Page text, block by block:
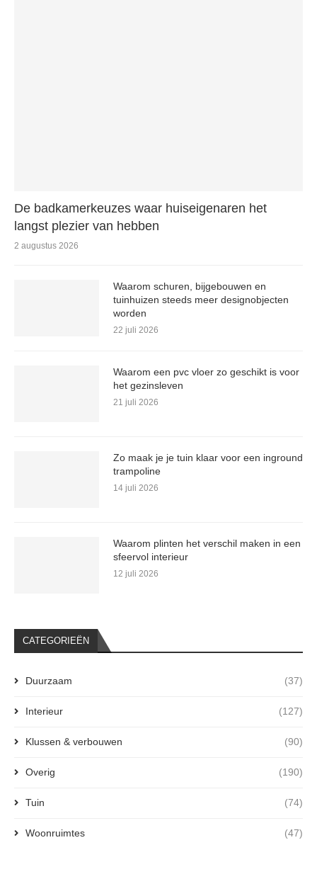
De badkamerkeuzes waar huiseigenaren het
langst plezier van hebben
2 augustus 2026
Waarom schuren, bijgebouwen en
tuinhuizen steeds meer designobjecten
worden
22 juli 2026
Waarom een pvc vloer zo geschikt is voor
het gezinsleven
21 juli 2026
Zo maak je je tuin klaar voor een inground
trampoline
14 juli 2026
Waarom plinten het verschil maken in een
sfeervol interieur
12 juli 2026
CATEGORIEËN
Duurzaam (37)
Interieur (127)
Klussen & verbouwen (90)
Overig (190)
Tuin (74)
Woonruimtes (47)